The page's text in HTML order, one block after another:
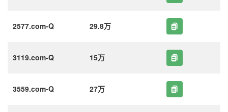
2577.com-Q 29.8万
3119.com-Q 15万
3559.com-Q 27万